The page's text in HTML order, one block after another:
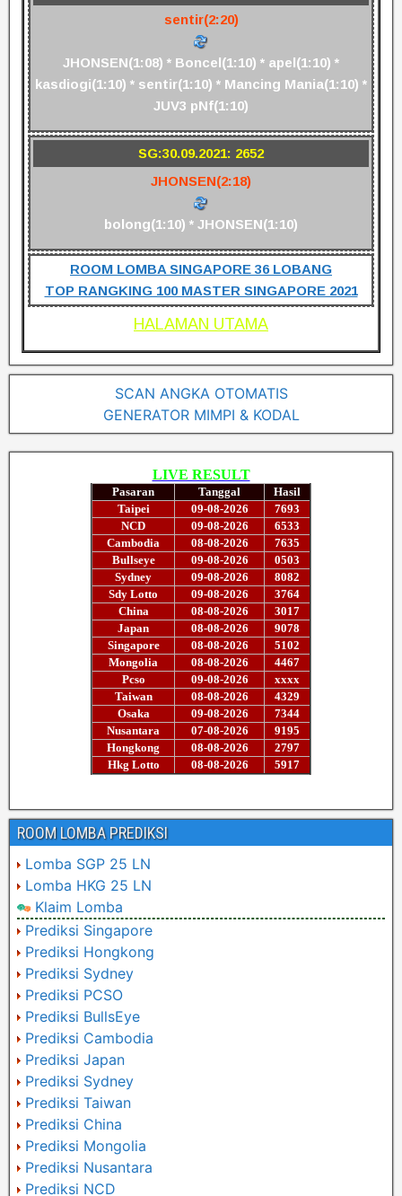
sentir(2:20)
JHONSEN(1:08) * Boncel(1:10) * apel(1:10) *
kasdiogi(1:10) * sentir(1:10) * Mancing Mania(1:10) *
JUV3 pNf(1:10)
SG:30.09.2021: 2652
JHONSEN(2:18)
bolong(1:10) * JHONSEN(1:10)
ROOM LOMBA SINGAPORE 36 LOBANG
TOP RANGKING 100 MASTER SINGAPORE 2021
HALAMAN UTAMA
SCAN ANGKA OTOMATIS
GENERATOR MIMPI & KODAL
ROOM LOMBA PREDIKSI
Lomba SGP 25 LN
Lomba HKG 25 LN
Klaim Lomba
Prediksi Singapore
Prediksi Hongkong
Prediksi Sydney
Prediksi PCSO
Prediksi BullsEye
Prediksi Cambodia
Prediksi Japan
Prediksi Sydney
Prediksi Taiwan
Prediksi China
Prediksi Mongolia
Prediksi Nusantara
Prediksi NCD